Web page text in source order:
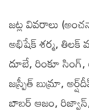
జట్ల వివరాలు
అభిషేక్ శర్మ, తిలక్
దూబే, రింకూ సింగ్,
జస్ప్రీత్ బుమ్రా,
బాబర్ ఆజం,